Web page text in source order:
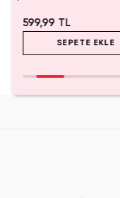
599,99 TL
SEPETE EKLE